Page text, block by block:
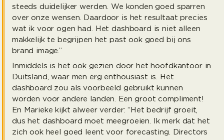
steeds duidelijker werden. We konden goed sparren
over onze wensen. Daardoor is het resultaat precies
wat ik voor ogen had. Het dashboard is niet alleen
makkelijk te begrijpen het past ook goed bij ons
brand image.”
Inmiddels is het ook gezien door het hoofdkantoor in
Duitsland, waar men erg enthousiast is. Het
dashboard zou als voorbeeld gebruikt kunnen
worden voor andere landen. Een groot compliment!
En Marieke kijkt alweer verder: “Het bedrijf groeit,
dus het dashboard moet meegroeien. Ik merk dat het
zich ook heel goed leent voor forecasting. Directors